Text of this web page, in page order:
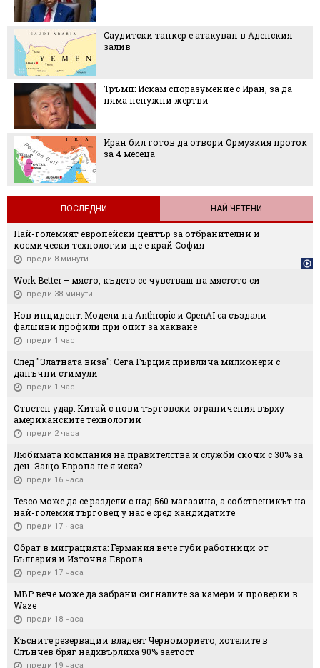
Саудитски танкер е атакуван в Аденския
залив
Тръмп: Искам споразумение с Иран, за да
няма ненужни жертви
Иран бил готов да отвори Ормузкия проток
за 4 месеца
ПОСЛЕДНИ НАЙ-ЧЕТЕНИ
Най-големият европейски център за отбранителни и
космически технологии ще е край София
преди 8 минути
Work Better – място, където се чувстваш на мястото си
преди 38 минути
Нов инцидент: Модели на Anthropic и OpenAI са създали
фалшиви профили при опит за хакване
преди 1 час
След "Златната виза": Сега Гърция привлича милионери с
данъчни стимули
преди 1 час
Ответен удар: Китай с нови търговски ограничения върху
американските технологии
преди 2 часа
Любимата компания на правителства и служби скочи с 30% за
ден. Защо Европа не я иска?
преди 16 часа
Tesco може да се раздели с над 560 магазина, а собственикът на
най-големия търговец у нас е сред кандидатите
преди 17 часа
Обрат в миграцията: Германия вече губи работници от
България и Източна Европа
преди 17 часа
МВР вече може да забрани сигналите за камери и проверки в
Waze
преди 18 часа
Късните резервации владеят Черноморието, хотелите в
Слънчев бряг надхвърлиха 90% заетост
преди 19 часа